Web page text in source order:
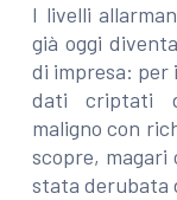
I livelli
già oggi
di impresa: per
dati criptati
maligno con
scopre, magari
stata derubata